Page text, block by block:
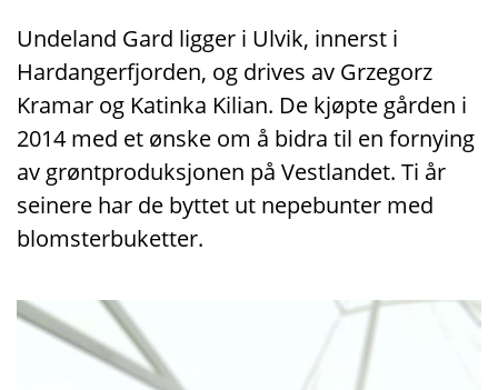
Undeland Gard ligger i Ulvik, innerst i
Hardangerfjorden, og drives av Grzegorz
Kramar og Katinka Kilian. De kjøpte gården i
2014 med et ønske om å bidra til en fornying
av grøntproduksjonen på Vestlandet. Ti år
seinere har de byttet ut nepebunter med
blomsterbuketter.